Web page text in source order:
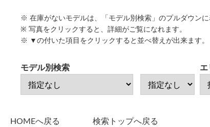
※ 在庫がないモデルは、「モデル別検索」のプルダウンに
※ 写真をクリックすると、詳細がご覧になれます。
※ ▼の付いた項目をクリックすると並べ替えが出来ます。
モデル別検索 エ
HOMEへ戻る 検索トップへ戻る